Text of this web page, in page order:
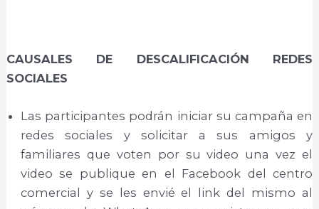
CAUSALES DE DESCALIFICACIÓN REDES
SOCIALES
Las participantes podrán iniciar su campaña en
redes sociales y solicitar a sus amigos y
familiares que voten por su video una vez el
video se publique en el Facebook del centro
comercial y se les envié el link del mismo al